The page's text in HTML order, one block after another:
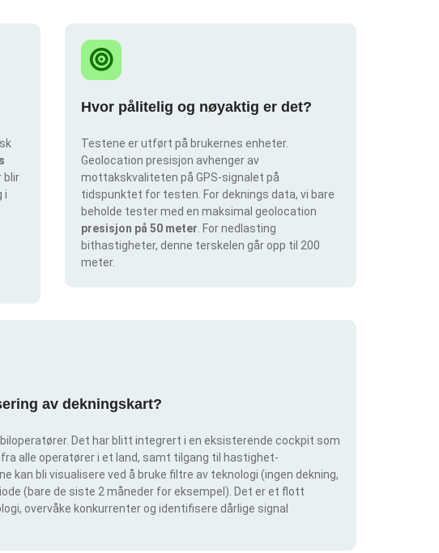
blir
i
Hvor pålitelig og nøyaktig er det?
Testene er utført på brukernes enheter.
Geolocation presisjon avhenger av
mottakskvaliteten på GPS-signalet på
tidspunktet for testen. For deknings data, vi bare
beholde tester med en maksimal geolocation
presisjon på 50 meter . For nedlasting
bithastigheter, denne terskelen går opp til 200
meter.
av dekningskart?
Det har blitt integrert i en eksisterende cockpit som
alle operatører i et land, samt tilgang til hastighet-
kan bli visualisere ved å bruke filtre av teknologi (ingen dekning,
(bare de siste 2 måneder for eksempel). Det er et flott
overvåke konkurrenter og identifisere dårlige signal